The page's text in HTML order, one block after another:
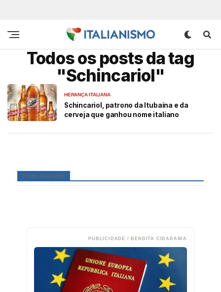
Todos os posts da tag
"Schincariol"
HERANÇA ITALIANA
Schincariol, patrono da Itubaína e da
cerveja que ganhou nome italiano
PUBLICIDADE
PUBLICIDADE / BENDITA CIDADANIA